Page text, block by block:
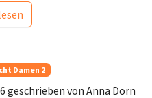
Damen 2
geschrieben von Anna Dorn